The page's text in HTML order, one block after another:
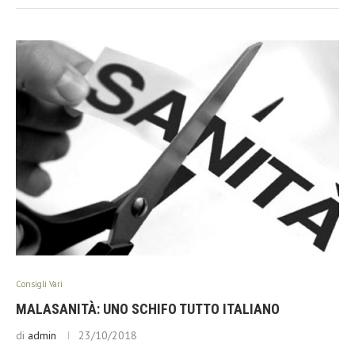
Consigli Vari
MALASANITÀ: UNO SCHIFO TUTTO ITALIANO
di admin 23/10/2018